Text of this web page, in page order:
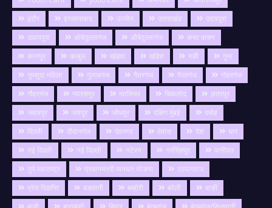
इंदौर
इस्लामाबाद उज्जैन उत्तराखंड
उदयपुरा
उदायपुरा
ओबेदुल्लागंज औबेदुल्लागंज
कथा वाचन
कानपुर
काबुल खंडवा खंडेरा गङी
गुना
गुमशुदा महिला
गुलाबगंज गैतरगंज गैरतगंज
गोहरगंज
गौहरगंज
ग्यारसपुर ग्वालियर चिकलोद
छतरपुर
जबलपुर
जयपुर जोधपुर दक्षिण मुंबई
दमोह
दिल्ली
दीवानगंज देवनगर देवास देश
धार
नई दिल्ली
नई दिल्ली नटेरन नरसिंहपुर
पानीपत
पुणे महाराष्ट्र
प्रधानमंत्री मानधन योजना
प्रयागराज
प्रेस विज्ञप्ति
बङवानी बम्होरी बरेली
बाङी